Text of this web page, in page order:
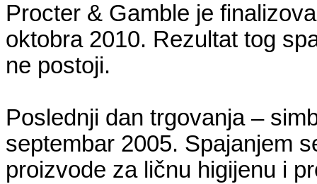
Procter & Gamble je
oktobra 2010. Rezultat tog
ne postoji.
Poslednji dan trgovanja –
septembar 2005. Spajanjem
proizvode za ličnu higijenu i